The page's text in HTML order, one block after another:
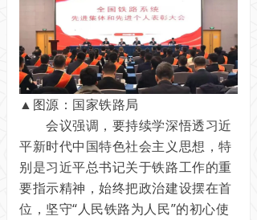
▲图源：国家铁路局
会议强调，要持续学深悟透习近
平新时代中国特色社会主义思想，特
别是习近平总书记关于铁路工作的重
要指示精神，始终把政治建设摆在首
位，坚守“人民铁路为人民”的初心使